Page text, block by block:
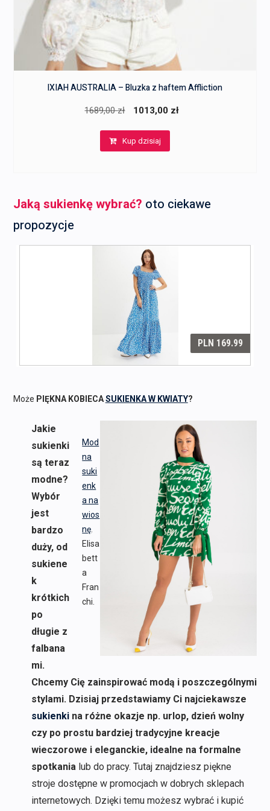
IXIAH AUSTRALIA – Bluzka z haftem Affliction
1689,00zł
Pierwotna
wynosiła:
1013,00 zł
Kup dzisiaj
Jaką sukienkę wybrać? oto ciekawe
propozycje
Może PIĘKNA KOBIECASUKIENKA W KWIATY?
Mod
na
suki
enk
a na
wios
nę
Elisa
bett
a
Fran
chi.
Jakie
sukienki
są teraz
modne?
Wybór
jest
bardzo
duży, od
sukiene
k
krótkich
po
długie z
falbana
mi.
Chcemy Cię zainspirować modą i poszczególnymi
stylami. Dzisiaj przedstawiamy Ci najciekawsze
sukienkina różne okazje np. urlop, dzień wolny
czy po prostu bardziej tradycyjne kreacje
wieczorowe i eleganckie, idealne na formalne
spotkanialub do pracy. Tutaj znajdziesz piękne
stroje dostępne w promocjach w dobrych sklepach
internetowych. Dzięki temu możesz wybrać i kupić